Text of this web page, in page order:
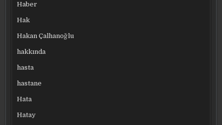
Haber
Hak
Hakan Çalhanoğlu
hakkında
hasta
hastane
Hata
Hatay